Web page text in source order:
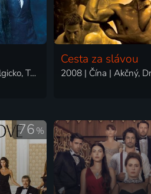
2023 | Nemecko, Rakúsko, Belgicko, Taliansko, Švajčiarsko, Francúzsko, Japonsko | Thriller, Dráma, Mysteriózny, Science Fiction
Cesta za slávou
2008 | Čína | Akčný,
76%